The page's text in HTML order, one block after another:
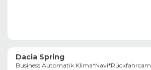
Dacia Spring
Business Automatik Klima*Navi*Rückfahrcam